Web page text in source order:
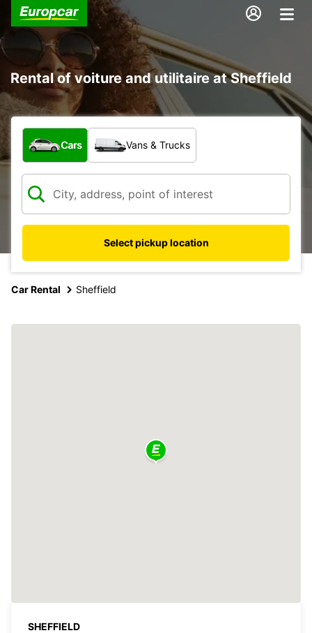
Rental of voiture and utilitaire at Sheffield
What type of vehicle?
Cars Vans & Trucks
Select pickup location
Car Rental Sheffield
SHEFFIELD